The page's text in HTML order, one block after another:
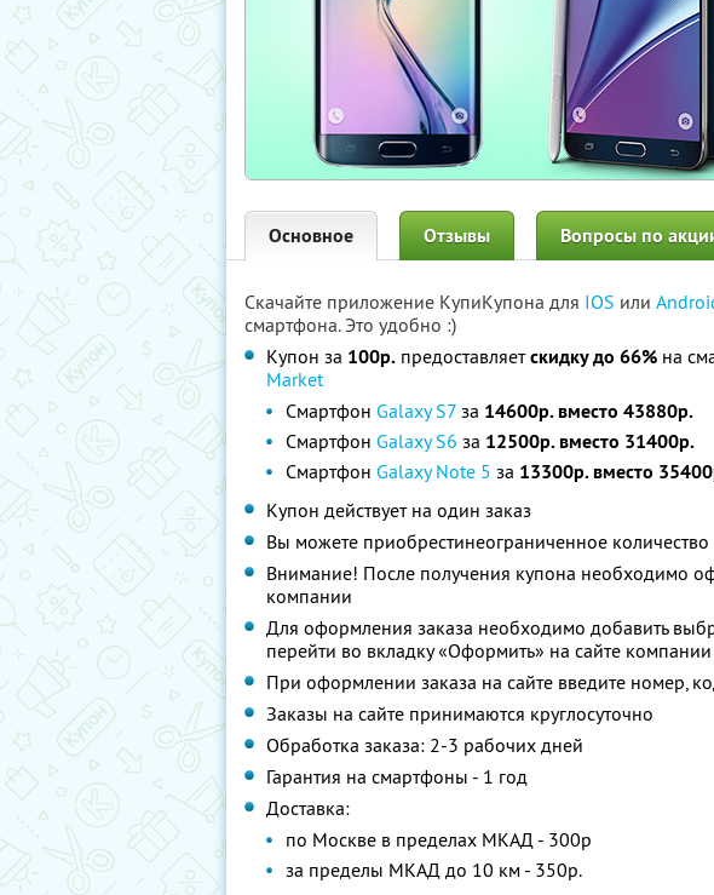
Основное Отзывы Вопросы по
Скачайте приложение КупиКупона для IOS или
смартфона. Это удобно :)
Купон за 100р. предоставляетскидку до 66% на
Market
Смартфон Galaxy S7 за 14600р. вместо 43880р.
Смартфон Galaxy S6 за 12500р. вместо 31400р.
Смартфон Galaxy Note 5 за 13300р. вместо
Купон действует на один заказ
Вы можете приобрестинеограниченное
Внимание! После получения купона необходимо
компании
Для оформления заказа необходимо добавить
перейти во вкладку «Оформить» на сайте компании
При оформлении заказа на сайте введите номер,
Заказы на сайте принимаются круглосуточно
Обработка заказа: 2-3 рабочих дней
Гарантия на смартфоны - 1 год
Доставка:
по Москве в пределах МКАД - 300р
за пределы МКАД до 10 км - 350р.